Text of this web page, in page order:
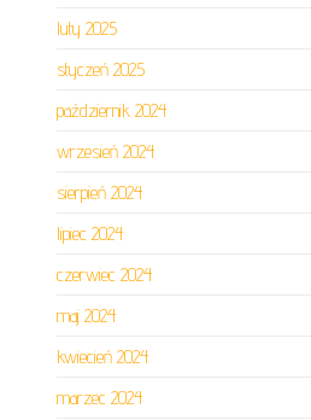
luty 2025
styczeń 2025
październik 2024
wrzesień 2024
sierpień 2024
lipiec 2024
czerwiec 2024
maj 2024
kwiecień 2024
marzec 2024